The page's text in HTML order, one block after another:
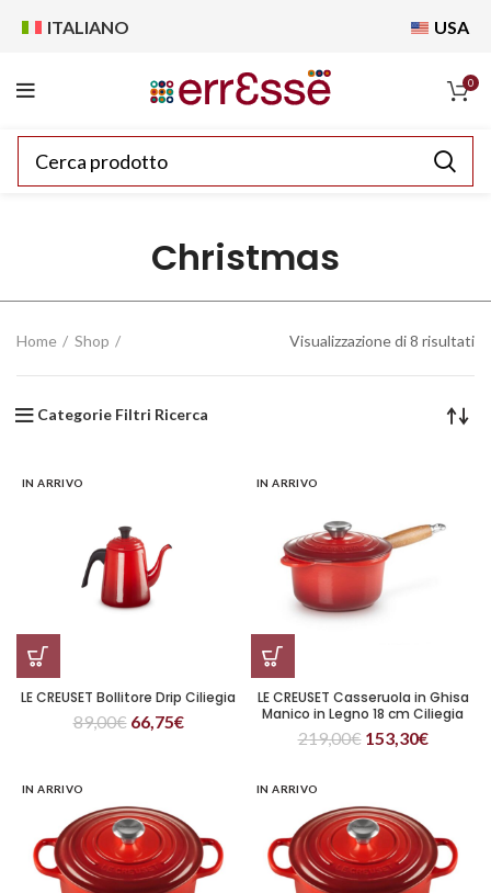
ITALIANO USA
0
Christmas
Home Shop Visualizzazione di 8 risultati
Categorie Filtri Ricerca
IN ARRIVO
LE CREUSET Bollitore Drip Ciliegia
89,00€ 66,75€
IN ARRIVO
LE CREUSET Casseruola in Ghisa
Manico in Legno 18 cm Ciliegia
219,00€ 153,30€
IN ARRIVO IN ARRIVO